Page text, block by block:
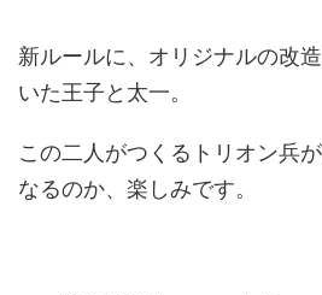
新ルールに、オリジナルの改
いた王子と太一。
この二人がつくるトリオン兵
なるのか、楽しみです。